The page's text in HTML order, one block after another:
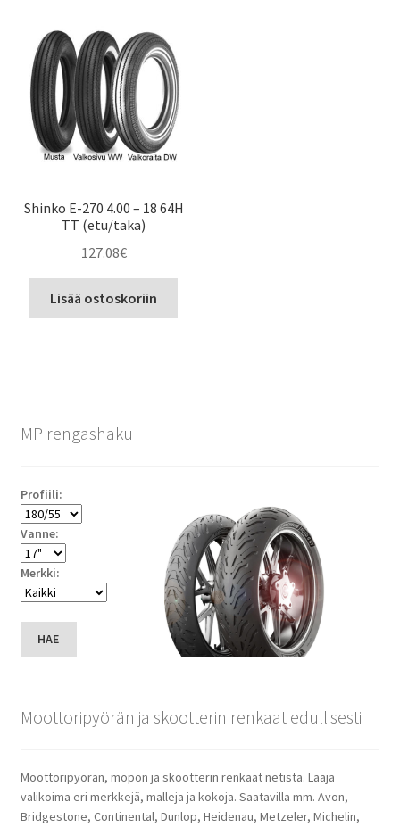
Shinko E-270 4.00 – 18 64H
TT (etu/taka)
127.08€
Lisää ostoskoriin
MP rengashaku
Profiili:
Vanne:
Merkki:
HAE
Moottoripyörän ja skootterin renkaat edullisesti
Moottoripyörän, mopon ja skootterin renkaat netistä. Laaja
valikoima eri merkkejä, malleja ja kokoja. Saatavilla mm. Avon,
Bridgestone, Continental, Dunlop, Heidenau, Metzeler, Michelin,